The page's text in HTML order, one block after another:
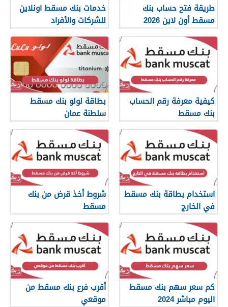
طريقة فتح حساب بنك
مسقط أون لاين 2026
خدمات بنك مسقط اونلاين
للشركات والأفراد
كيفية معرفة رقم الحساب
بنك مسقط
بطاقة لولو بنك مسقط
سلطنة عمان
استخدام بطاقة بنك مسقط
في الخارج
شروط أخذ قرض من بنك
مسقط
كم سعر سهم بنك مسقط
اليوم مباشر 2024
أقرب فرع بنك مسقط من
موقعي